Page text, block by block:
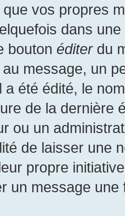
vos propres
dans
bouton éditerdu
message, un
a été édité, le
de la dernière
ou un
de laisser une
propre
un message une